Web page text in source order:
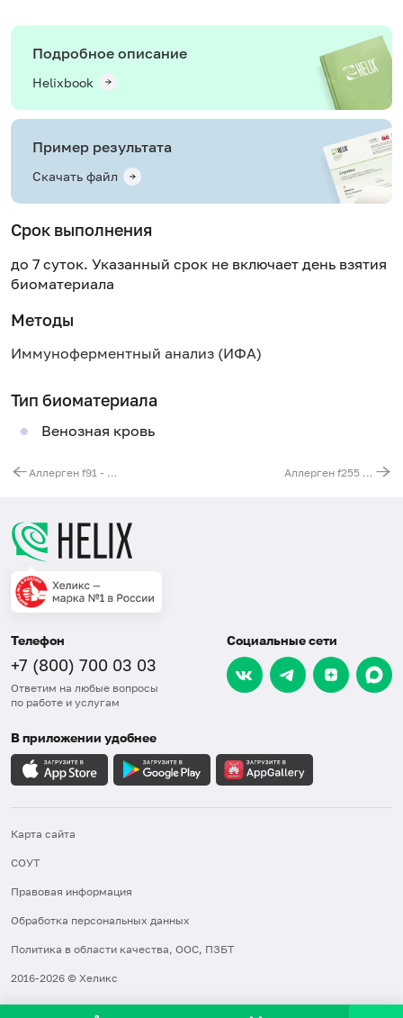
Подробное описание
Helixbook
Пример результата
Скачать файл
Срок выполнения
до 7 суток. Указанный срок не включает день взятия
биоматериала
Методы
Иммуноферментный анализ (ИФА)
Тип биоматериала
Венозная кровь
Аллерген f91 - манго, IgE Аллерген f255 - слива, IgE
Телефон
+7 (800) 700 03 03
Ответим на любые вопросы
по работе и услугам
Социальные сети
В приложении удобнее
Карта сайта
СОУТ
Правовая информация
Обработка персональных данных
Политика в области качества, ООС, ПЗБТ
2016-2026 © Хеликс